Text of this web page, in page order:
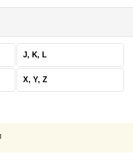
J, K, L
X, Y, Z